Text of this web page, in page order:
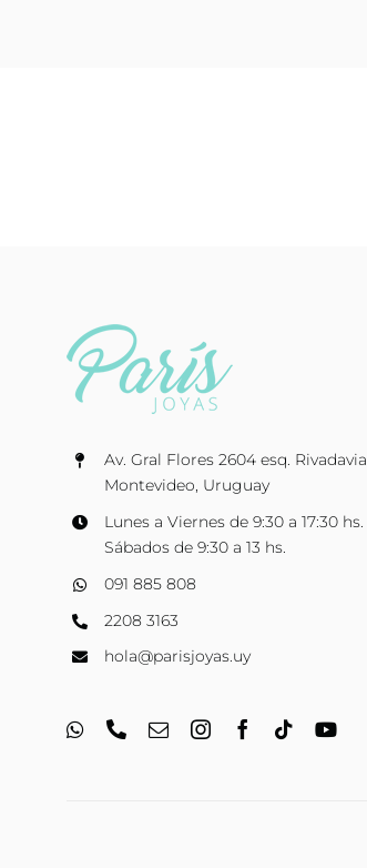
Av. Gral Flores 2604 esq. Rivadavia
Montevideo, Uruguay
Lunes a Viernes de 9:30 a 17:30 hs.
Sábados de 9:30 a 13 hs.
091 885 808
2208 3163
hola@parisjoyas.uy